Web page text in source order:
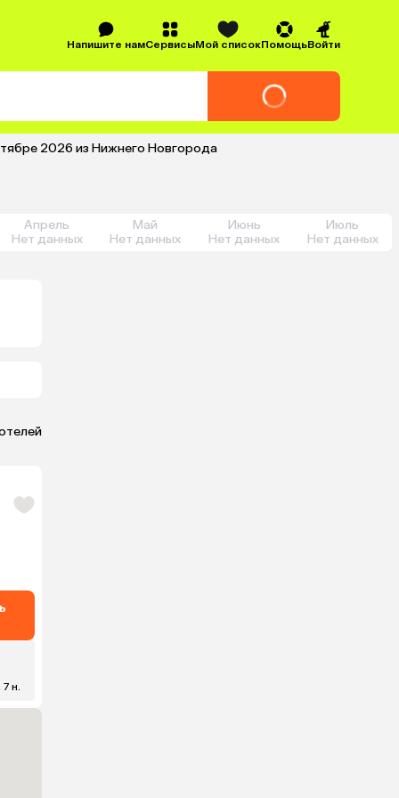
Напишите намСервисыМой списокПомощьВойти
2026 из Нижнего Новгорода
Апрель
Нет данных
Май
Нет данных
Июнь
Нет данных
Июль
Нет данных
н.